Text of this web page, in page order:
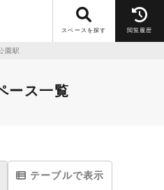
スペースを探す 閲覧履歴
園駅
ース一覧
テーブルで表示